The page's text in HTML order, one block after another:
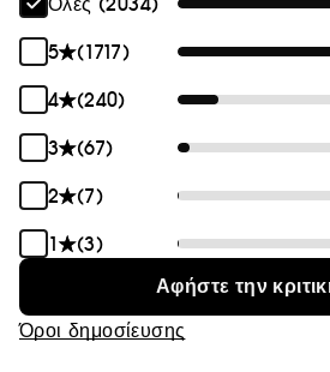
5
(1717)
4
(240)
3
(67)
2
(7)
1
(3)
Αφήστε την
Όροι δημοσίευσης